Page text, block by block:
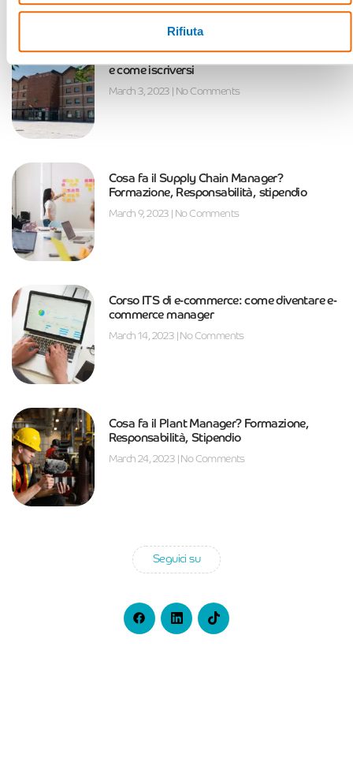
Rifiuta
Tutto sugli ITS: cosa sono, perché sceglierli
e come iscriversi
March 3, 2023 No Comments
Cosa fa il Supply Chain Manager?
Formazione, Responsabilità, stipendio
March 9, 2023 No Comments
Corso ITS di e-commerce: come diventare e-
commerce manager
March 14, 2023 No Comments
Cosa fa il Plant Manager? Formazione,
Responsabilità, Stipendio
March 24, 2023 No Comments
Seguici su